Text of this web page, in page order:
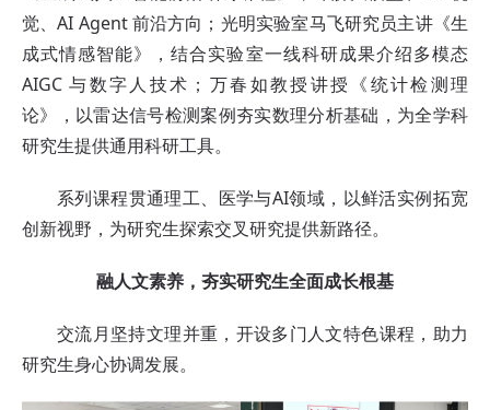
觉、AI Agent 前沿方向；光明实验室马飞研究员主讲《生
成式情感智能》，结合实验室一线科研成果介绍多模态
AIGC 与数字人技术；万春如教授讲授《统计检测理
论》，以雷达信号检测案例夯实数理分析基础，为全学科
研究生提供通用科研工具。
系列课程贯通理工、医学与AI领域，以鲜活实例拓宽
创新视野，为研究生探索交叉研究提供新路径。
融人文素养，夯实研究生全面成长根基
交流月坚持文理并重，开设多门人文特色课程，助力
研究生身心协调发展。